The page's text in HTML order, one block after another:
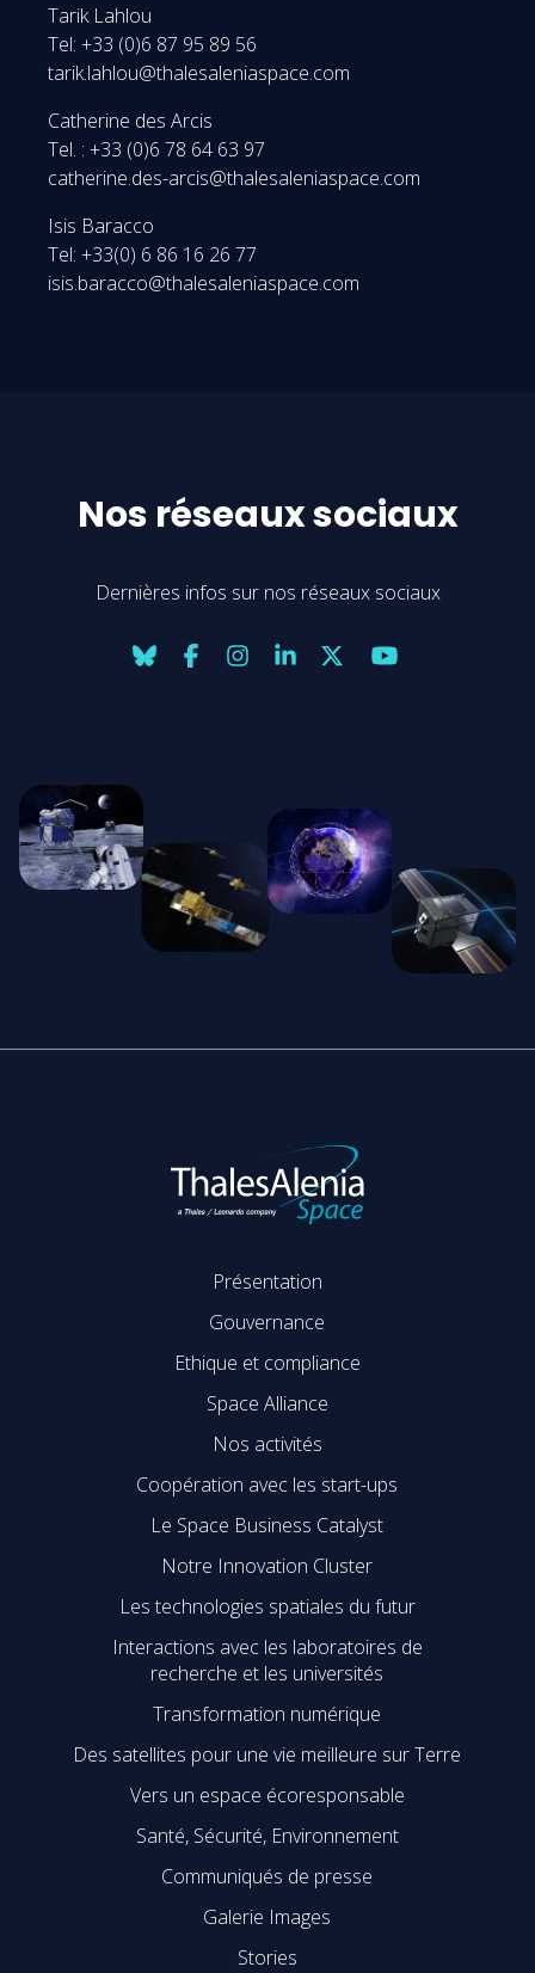
Tarik Lahlou
Tel: +33 (0)6 87 95 89 56
tarik.lahlou@thalesaleniaspace.com
Catherine des Arcis
Tel. : +33 (0)6 78 64 63 97
catherine.des-arcis@thalesaleniaspace.com
Isis Baracco
Tel: +33(0) 6 86 16 26 77
isis.baracco@thalesaleniaspace.com
Nos réseaux sociaux
Dernières infos sur nos réseaux sociaux
Présentation
Gouvernance
Ethique et compliance
Space Alliance
Nos activités
Coopération avec les start-ups
Le Space Business Catalyst
Notre Innovation Cluster
Les technologies spatiales du futur
Interactions avec les laboratoires de
recherche et les universités
Transformation numérique
Des satellites pour une vie meilleure sur Terre
Vers un espace écoresponsable
Santé, Sécurité, Environnement
Communiqués de presse
Galerie Images
Stories